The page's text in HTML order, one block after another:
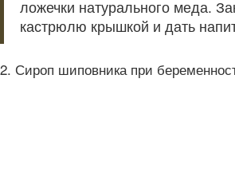
ложечки натурального меда.
кастрюлю крышкой и дать
2. Сироп шиповника при